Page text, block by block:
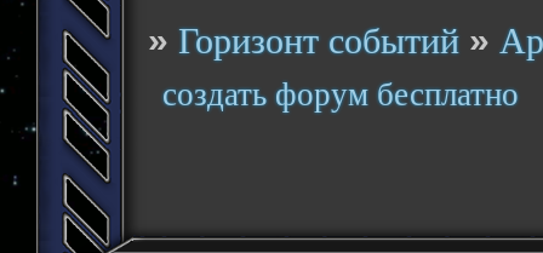
»Горизонт событий »
создать форум бесплатно